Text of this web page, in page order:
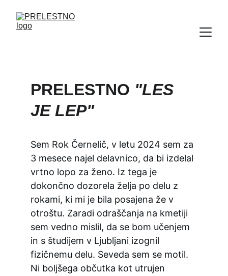
PRELESTNO "LES
JE LEP"
Sem Rok Černelič, v letu 2024 sem za
3 mesece najel delavnico, da bi izdelal
vrtno lopo za ženo. Iz tega je
dokončno dozorela želja po delu z
rokami, ki mi je bila posajena že v
otroštu. Zaradi odraščanja na kmetiji
sem vedno mislil, da se bom učenjem
in s študijem v Ljubljani izognil
fizičnemu delu. Seveda sem se motil.
Ni boljšega občutka kot utrujen